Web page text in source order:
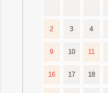
2 3 4
9 10 11
16 17 18